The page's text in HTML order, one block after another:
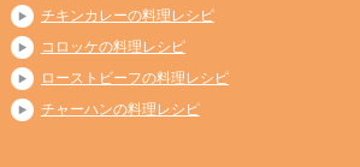
チキンカレーの料理レシピ
コロッケの料理レシピ
ローストビーフの料理レシピ
チャーハンの料理レシピ